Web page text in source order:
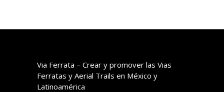
Via Ferrata – Crear y promover las Vias
Ferratas y Aerial Trails en México y
Latinoamérica